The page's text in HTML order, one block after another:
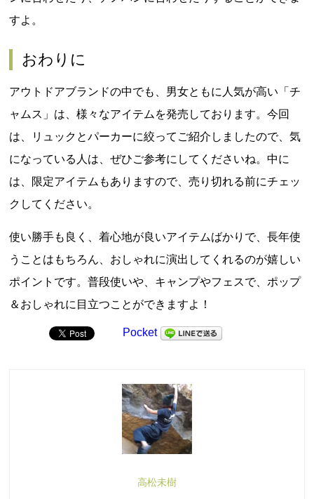
すよ。
おわりに
アウトドアブランドの中でも、男女ともに人気が高い「チ
ャムス」は、様々なアイテムを発売しております。今回
は、リュックとパーカーに絞ってご紹介しましたので、気
になっている人は、ぜひご参考にしてくださいね。中に
は、限定アイテムもありますので、売り切れる前にチェッ
クしてください。
使い勝手も良く、着心地が良いアイテムばかりで、長年使
うことはもちろん、おしゃれに演出してくれるのが嬉しい
ポイントです。普段使いや、キャンプやフェスで、ポップ
＆おしゃれに目立つことができますよ！
Pocket
高松未樹